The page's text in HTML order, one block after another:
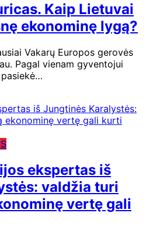
Kaip Lietuvai
ekonominę lygą?
Vakarų Europos gerovės
Pagal vienam gyventojui
ekspertas iš
valdžia turi
vertę gali